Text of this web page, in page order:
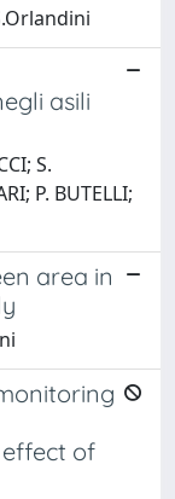
asili
S.
P. BUTELLI;
area in
of